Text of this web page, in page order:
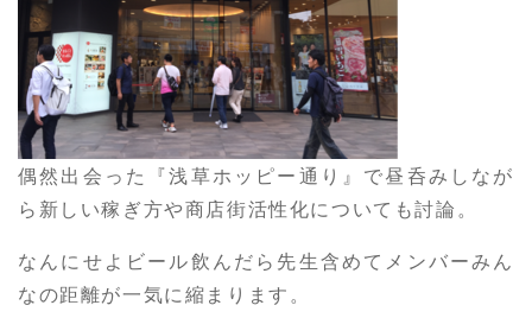
偶然出会った『浅草ホッピー通り』で昼呑みしなが
ら新しい稼ぎ方や商店街活性化についても討論。
なんにせよビール飲んだら先生含めてメンバーみん
なの距離が一気に縮まります。